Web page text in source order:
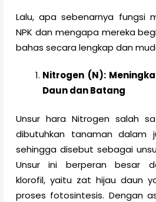
Lalu, apa sebenarnya fungsi
NPK dan mengapa mereka
bahas secara lengkap dan
Nitrogen (N):
Daun dan Batang
Unsur hara Nitrogen salah
dibutuhkan tanaman dalam
sehingga disebut sebagai
Unsur ini berperan besar
klorofil, yaitu zat hijau daun
proses fotosintesis. Dengan